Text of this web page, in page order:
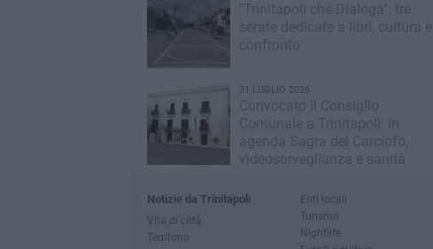
"Trinitapoli che Dialoga": tre
serate dedicate a libri, cultura e
confronto
31 LUGLIO 2026
Convocato il Consiglio
Comunale a Trinitapoli: in
agenda Sagra del Carciofo,
videosorveglianza e sanità
Notizie da Trinitapoli
Vita di città
Territorio
Enti locali
Turismo
Nightlife